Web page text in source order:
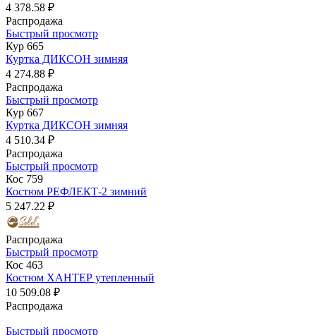
4 378.58 ₽
Распродажа
Быстрый просмотр
Кур 665
Куртка ДИКСОН зимняя
4 274.88 ₽
Распродажа
Быстрый просмотр
Кур 667
Куртка ДИКСОН зимняя
4 510.34 ₽
Распродажа
Быстрый просмотр
Кос 759
Костюм РЕФЛЕКТ-2 зимний
5 247.22 ₽
Распродажа
Быстрый просмотр
Кос 463
Костюм ХАНТЕР утепленный
10 509.08 ₽
Распродажа
Быстрый просмотр